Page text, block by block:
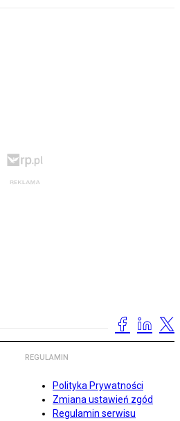
REGULAMIN
Polityka Prywatności
Zmiana ustawień zgód
Regulamin serwisu